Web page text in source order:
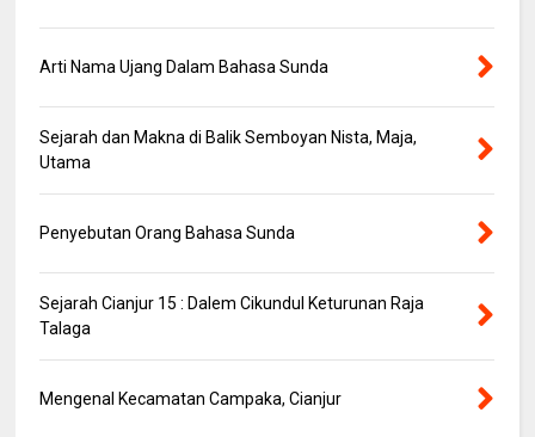
Arti Nama Ujang Dalam Bahasa Sunda
Sejarah dan Makna di Balik Semboyan Nista, Maja,
Utama
Penyebutan Orang Bahasa Sunda
Sejarah Cianjur 15 : Dalem Cikundul Keturunan Raja
Talaga
Mengenal Kecamatan Campaka, Cianjur